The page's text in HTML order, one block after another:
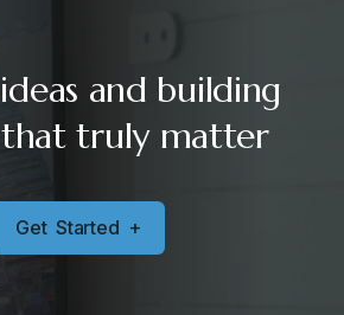
and building
that truly matter
Get Started +